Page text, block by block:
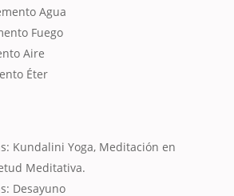
Agua
Fuego
Aire
Éter
Kundalini Yoga, Meditación en
Meditativa.
Desayuno